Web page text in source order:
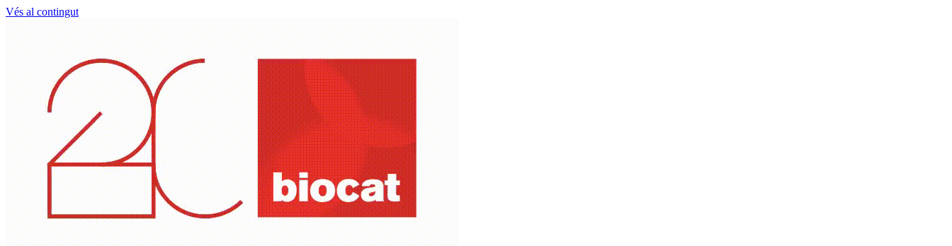
Vés al contingut